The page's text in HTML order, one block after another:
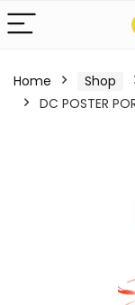
Home Shop
DC POSTER